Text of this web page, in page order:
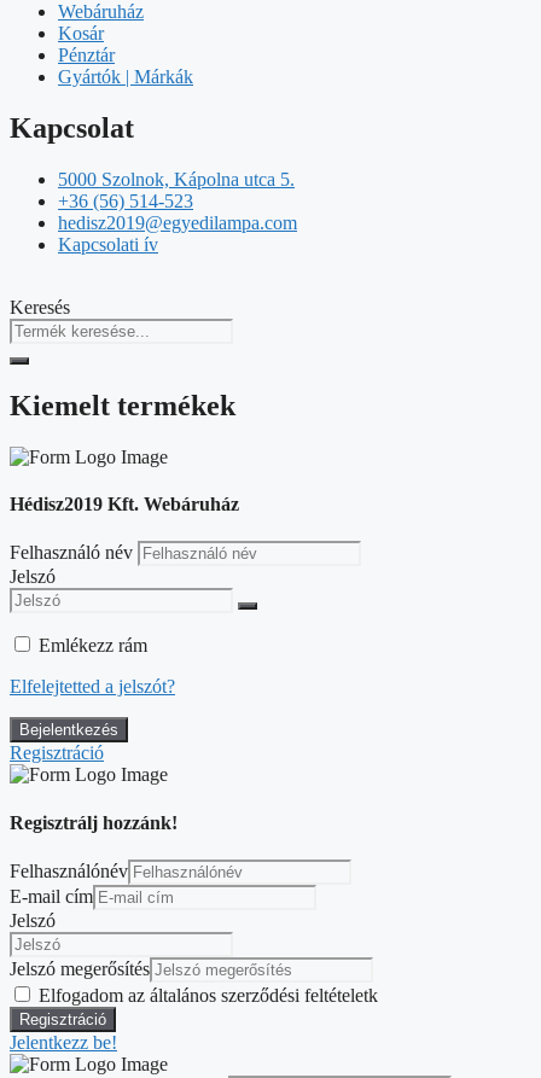
Webáruház
Kosár
Pénztár
Gyártók | Márkák
Kapcsolat
5000 Szolnok, Kápolna utca 5.
+36 (56) 514-523
hedisz2019@egyedilampa.com
Kapcsolati ív
Keresés
Kiemelt termékek
Hédisz2019 Kft. Webáruház
Felhasználó név
Jelszó
Emlékezz rám
Elfelejtetted a jelszót?
Regisztráció
Regisztrálj hozzánk!
Felhasználónév
E-mail cím
Jelszó
Jelszó megerősítés
Elfogadom az általános szerződési feltételetk
Jelentkezz be!